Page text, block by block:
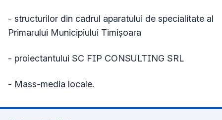
- structurilor din cadrul aparatului de specialitate al
Primarului Municipiului Timișoara
- proiectantului SC FIP CONSULTING SRL
- Mass-media locale.